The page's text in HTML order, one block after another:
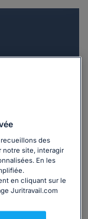
avec un
des
notre site, interagir
En les
en cliquant sur le
Juritravail.com